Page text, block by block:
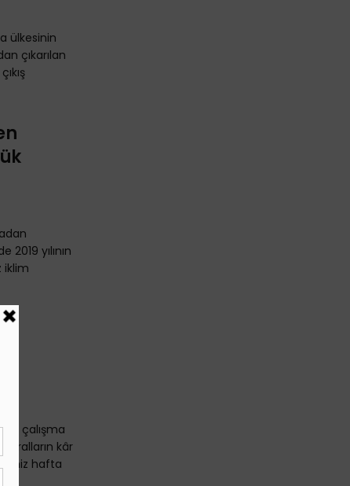
ülkesinin
çıkarılan
yılının
iklim
çalışma
kâr
hafta